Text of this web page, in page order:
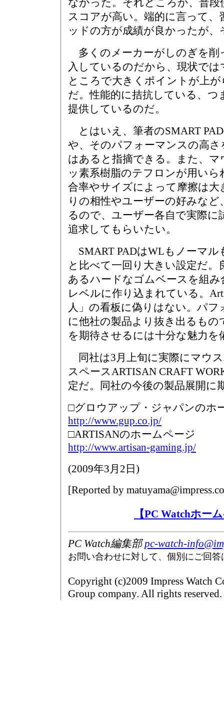
なかった。それどころか、普段
スコアが高い。端的に言って
ッドの方が成績が良かったが
多くのメーカーがしのぎを削
入しているのだから、現状で
ところで大きくポイントが上
だ。性能的に拮抗している、つ
提供しているのだ。
とはいえ、筆者のSMART
や、そのパフォーマンスの高
はあると指摘できる。また、
ッ素系樹脂のテフロンが用い
合率やサイズによって摩擦は
りの相性やユーザーの好みなど
るので、ユーザー各自で実際
追求してもらいたい。
SMART PADはWLもノーマル
と比べて一回り大きい設定だ。
あるハードなゴムベースを組
レベルに作り込まれている。
人」の看板に偽りはない。パ
に他社の製品より抜き出るもの
を期待させるには十分な魅力を
同社は3月上旬に実際にマウ
スペースARTISAN CRAFT
定だ。同社の今後の製品展開に
□グロウアップ・ジャパンのホ
http://www.gup.co.jp/
□ARTISANのホームページ
http://www.artisan-gaming.jp/
(2009年3月2日 )
[Reported by
【PC Watchホー
PC Watch編集部pc-watch-
お問い合わせに対して、個別にご回
Copyright (c)2009 Impress Watch
Group company. All rights reserved.